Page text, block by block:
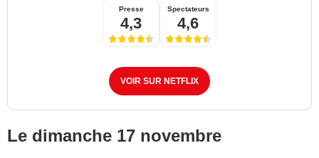
Presse
4,3
Spectateurs
4,6
VOIR SUR NETFLIX
Le dimanche 17 novembre